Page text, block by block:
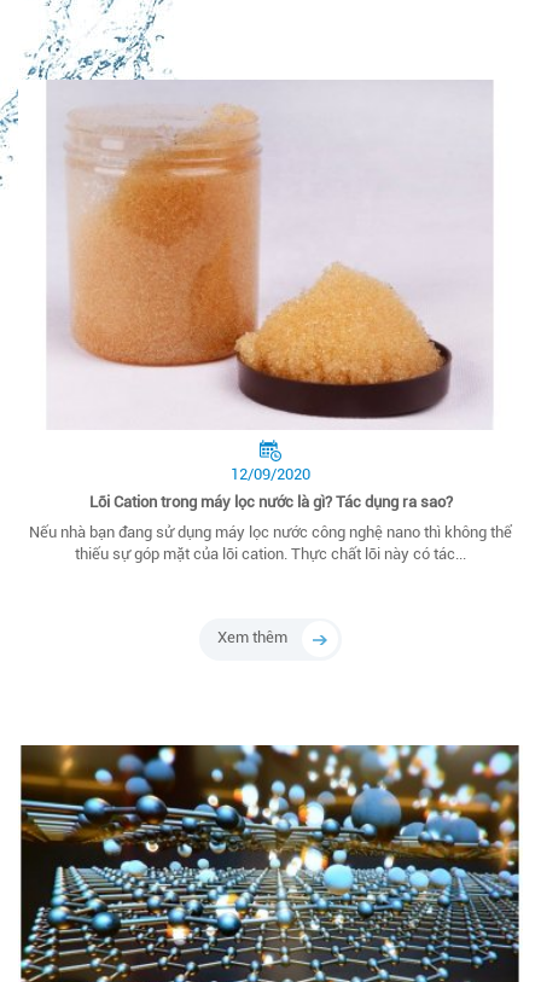
12/09/2020
Lõi Cation trong máy lọc nước là gì? Tác dụng ra sao?
Nếu nhà bạn đang sử dụng máy lọc nước công nghệ nano thì không thể
thiếu sự góp mặt của lõi cation. Thực chất lõi này có tác...
Xem thêm